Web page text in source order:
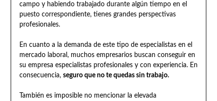
campo y habiendo trabajado durante algún tiempo en el
puesto correspondiente, tienes grandes perspectivas
profesionales.
En cuanto a la demanda de este tipo de especialistas en el
mercado laboral, muchos empresarios buscan conseguir en
su empresa especialistas profesionales y con experiencia. En
consecuencia, seguro que no te quedas sin trabajo.
También es imposible no mencionar la elevada